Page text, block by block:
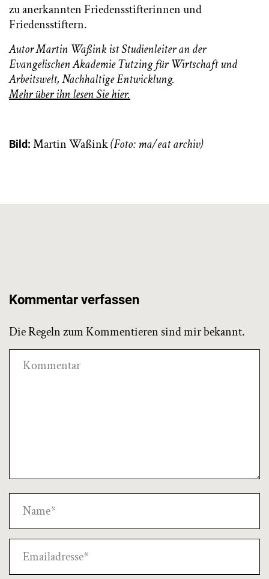
zu anerkannten Friedensstifterinnen und
Friedensstiftern.
Autor Martin Waßink ist Studienleiter an der
Evangelischen Akademie Tutzing für Wirtschaft und
Arbeitswelt, Nachhaltige Entwicklung.
Mehr über ihn lesen Sie hier.
Bild: Martin Waßink(Foto: ma/eat archiv)
Kommentar verfassen
Die Regeln zum Kommentieren sind mir bekannt.